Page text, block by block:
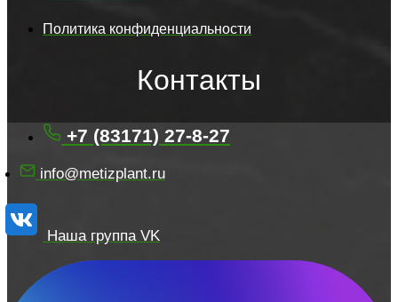
Политика конфиденциальности
Контакты
+7 (83171) 27-8-27
info@metizplant.ru
Наша группа VK